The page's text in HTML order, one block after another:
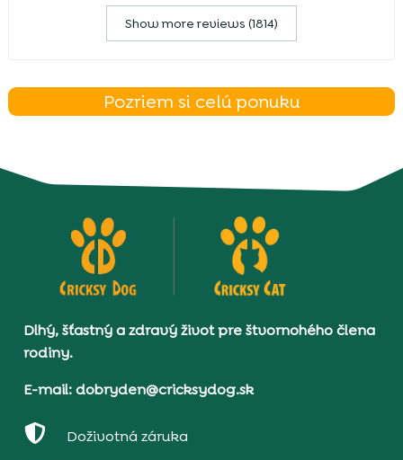
Show more reviews (1814)
Pozriem si celú ponuku
Dlhý, šťastný a zdravý život pre štvornohého člena
rodiny.
E-mail: dobryden@cricksydog.sk
 Doživotná záruka